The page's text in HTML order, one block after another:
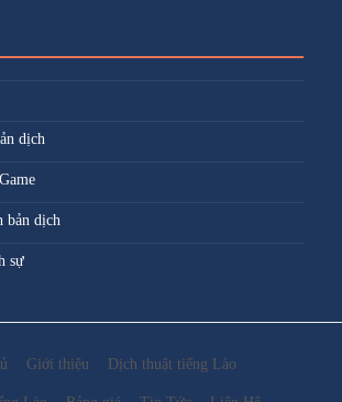
dịch
bản dịch
sự
Giới thiệu Dịch thuật tiếng Lào